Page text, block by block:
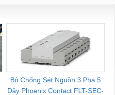
CHUA CHAY
Bộ Chống Sét Nguồn 3 Pha 5
Dây Phoenix Contact FLT-SEC-